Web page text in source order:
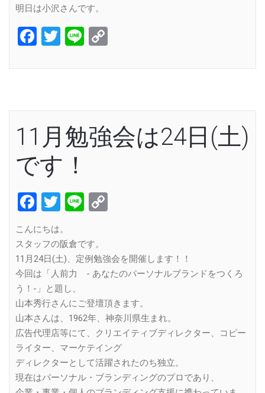
明日は小沢さんです。
Facebook
Twitter
Line
11月勉強会は24日(土)
です！
Facebook
Twitter
Line
こんにちは。
スタッフの阪倉です。
11月24日(土)、定例勉強会を開催します！！
今回は「人前力 - あなたのパーソナルブランドをつくろ
う！-」と題し、
山本秀行さんにご登壇頂きます。
山本さんは、1962年、神奈川県生まれ。
広告代理店等にて、クリエイティブディレクター、コピー
ライター、マーケテイング
ディレクターとして活躍されたのち独立。
現在はパーソナル・ブランディングのプロであり、